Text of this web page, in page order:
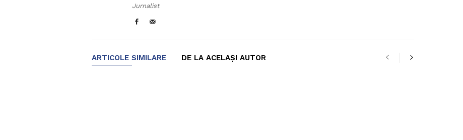
Jurnalist
ARTICOLE SIMILARE DE LA ACELAȘI AUTOR